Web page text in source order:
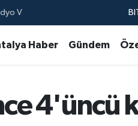
V
Haber Gündem
4'üncü